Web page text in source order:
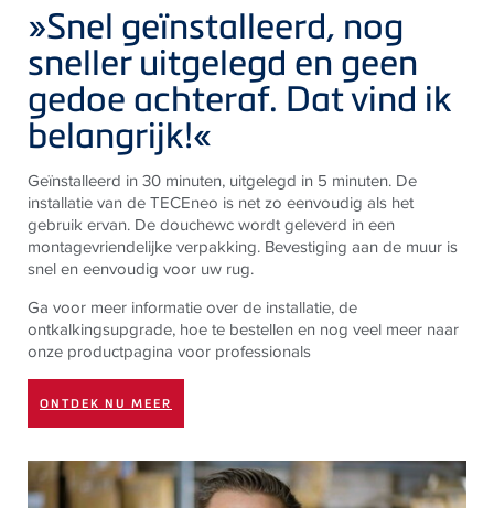
»Snel geïnstalleerd, nog
sneller uitgelegd en geen
gedoe achteraf. Dat vind ik
belangrijk!«
Geïnstalleerd in 30 minuten, uitgelegd in 5 minuten. De
installatie van deTECEneo is net zo eenvoudig als het
gebruik ervan. De douchewc wordt geleverd in een
montagevriendelijke verpakking. Bevestiging aan de muur is
snel en eenvoudig voor uw rug.
Ga voor meer informatie over de installatie, de
ontkalkingsupgrade, hoe te bestellen en nog veel meer naar
onze productpagina voor professionals
ONTDEK NU MEER